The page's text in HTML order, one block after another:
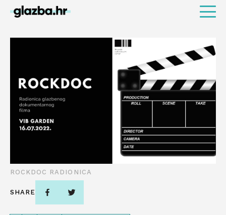
ROCKDOC RADIONICA
SHARE